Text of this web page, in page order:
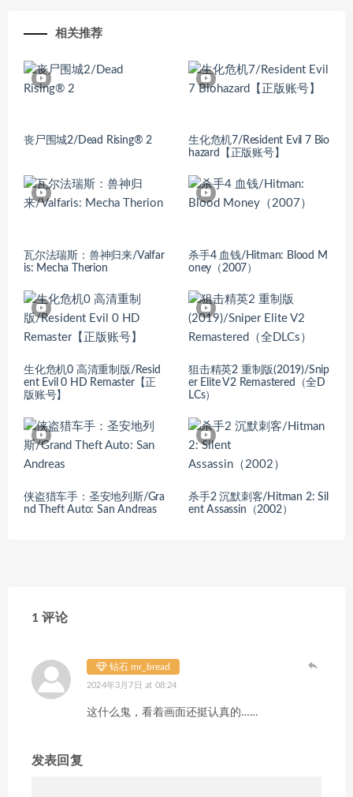
相关推荐
丧尸围城2/Dead Rising® 2
生化危机7/Resident Evil 7 Bio
hazard【正版账号】
瓦尔法瑞斯：兽神归来/Valfar
is: Mecha Therion
杀手4 血钱/Hitman: Blood M
oney（2007）
生化危机0 高清重制版/Resid
ent Evil 0 HD Remaster【正
版账号】
狙击精英2 重制版(2019)/Snip
er Elite V2 Remastered（全D
LCs）
侠盗猎车手：圣安地列斯/Gra
nd Theft Auto: San Andreas
杀手2 沉默刺客/Hitman 2: Sil
ent Assassin（2002）
1 评论
钻石 mr_bread
2024年3月7日 at 08:24
这什么鬼，看着画面还挺认真的……
发表回复